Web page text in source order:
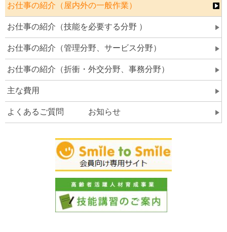
お仕事の紹介（屋内外の一般作業）
お仕事の紹介（技能を必要する分野 ）
お仕事の紹介（管理分野、サービス分野）
お仕事の紹介（折衝・外交分野、事務分野）
主な費用
よくあるご質問 お知らせ